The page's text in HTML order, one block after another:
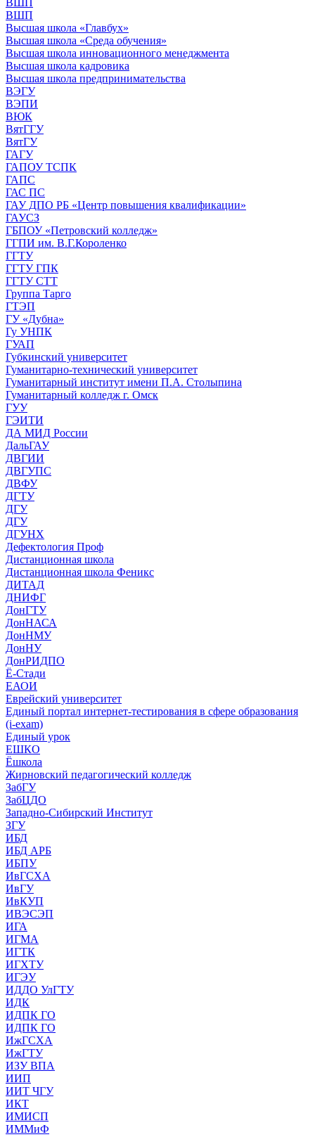
ВШП
Высшая школа «Главбух»
Высшая школа «Среда обучения»
Высшая школа инновационного менеджмента
Высшая школа кадровика
Высшая школа предпринимательства
ВЭГУ
ВЭПИ
ВЮК
ВятГГУ
ВятГУ
ГАГУ
ГАПОУ ТСПК
ГАПС
ГАС ПС
ГАУ ДПО РБ «Центр повышения квалификации»
ГАУСЗ
ГБПОУ «Петровский колледж»
ГГПИ им. В.Г.Короленко
ГГТУ
ГГТУ ГПК
ГГТУ СТТ
Группа Тарго
ГТЭП
ГУ «Дубна»
Гу УНПК
ГУАП
Губкинский университет
Гуманитарно-технический университет
Гуманитарный институт имени П.А. Столыпина
Гуманитарный колледж г. Омск
ГУУ
ГЭИТИ
ДА МИД России
ДальГАУ
ДВГИИ
ДВГУПС
ДВФУ
ДГТУ
ДГУ
ДГУ
ДГУНХ
Дефектология Проф
Дистанционная школа
Дистанционная школа Феникс
ДИТАД
ДНИФГ
ДонГТУ
ДонНАСА
ДонНМУ
ДонНУ
ДонРИДПО
Ё-Стади
ЕАОИ
Еврейский университет
Единый портал интернет-тестирования в сфере образования
(i-exam)
Единый урок
ЕШКО
Ёшкола
Жирновский педагогический колледж
ЗабГУ
ЗабЦДО
Западно-Сибирский Институт
ЗГУ
ИБД
ИБД АРБ
ИБПУ
ИвГСХА
ИвГУ
ИвКУП
ИВЭСЭП
ИГА
ИГМА
ИГТК
ИГХТУ
ИГЭУ
ИДДО УлГТУ
ИДК
ИДПК ГО
ИДПК ГО
ИжГСХА
ИжГТУ
ИЗУ ВПА
ИИП
ИИТ ЧГУ
ИКТ
ИМИСП
ИММиФ